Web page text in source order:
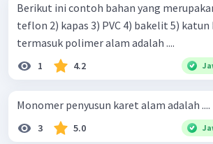
Berikut ini contoh bahan yang merupakan
teflon 2) kapas 3) PVC 4) bakelit 5) katun Bahan yang
termasuk polimer alam adalah ....
1 4.2
Monomer penyusun karet alam adalah ....
3 5.0